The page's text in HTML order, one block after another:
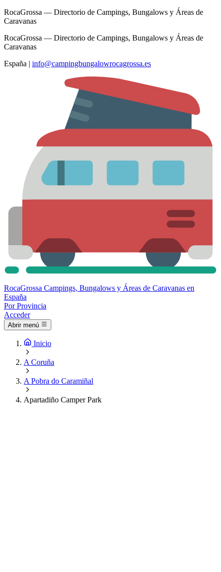
RocaGrossa — Directorio de Campings, Bungalows y Áreas de
Caravanas
RocaGrossa — Directorio de Campings, Bungalows y Áreas de
Caravanas
España | info@campingbungalowrocagrossa.es
RocaGrossa Campings, Bungalows y Áreas de Caravanas en
España
Por Provincia
Acceder
Abrir menú
Inicio
A Coruña
A Pobra do Caramiñal
Apartadiño Camper Park